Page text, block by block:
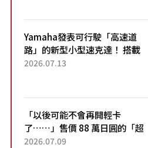
Yamaha發表可行駛「高速道
路」的新型小型速克達！ 搭載
能享受超強勁「渦輪感」的動
2026.07.13
「以後可能不會再開輕卡
了……」售價 88 萬日圓的「超
迷你輕型貨車」引發兩極評
2026.07.09